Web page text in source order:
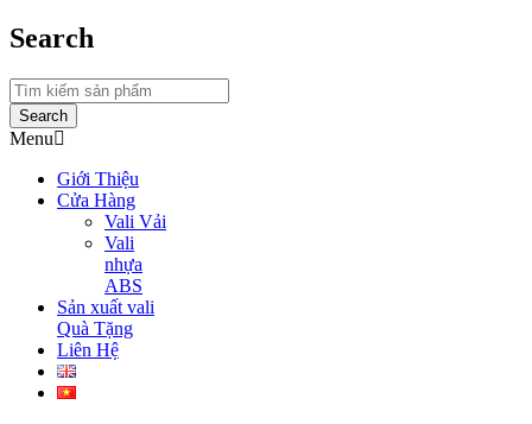
Search
Search
Menu
Giới Thiệu
Cửa Hàng
Vali Vải
Vali
nhựa
ABS
Sản xuất vali
Quà Tặng
Liên Hệ